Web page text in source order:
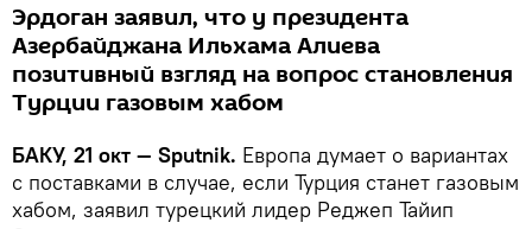
Эрдоган заявил, что у президента
Азербайджана Ильхама Алиева
позитивный взгляд на вопрос становления
Турции газовым хабом
БАКУ, 21 окт — Sputnik. Европа думает о вариантах
с поставками в случае, если Турция станет газовым
хабом, заявил турецкий лидер Реджеп Тайип